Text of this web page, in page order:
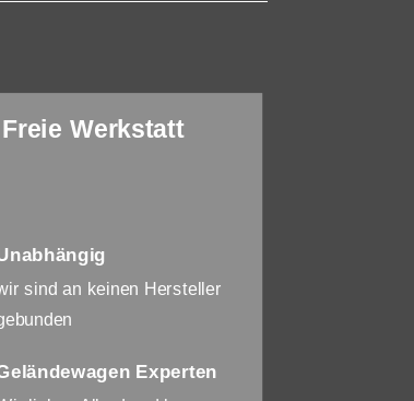
Werkstatt
sind an keinen Hersteller
Experten